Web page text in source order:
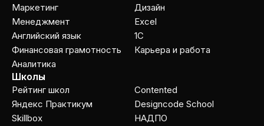
Маркетинг
Менеджмент
Английский язык
Финансовая грамотность
Аналитика
Дизайн
Excel
1C
Карьера и работа
Школы
Рейтинг школ
Яндекс Практикум
Skillbox
Contented
Designcode School
НАДПО